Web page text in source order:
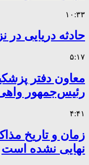
۱۰:۳۳
حادثه دریایی
۵:۱۷
معاون دفتر
رئیس‌جمهور
۴:۴۱
زمان و تاریخ
نهایی نشده است